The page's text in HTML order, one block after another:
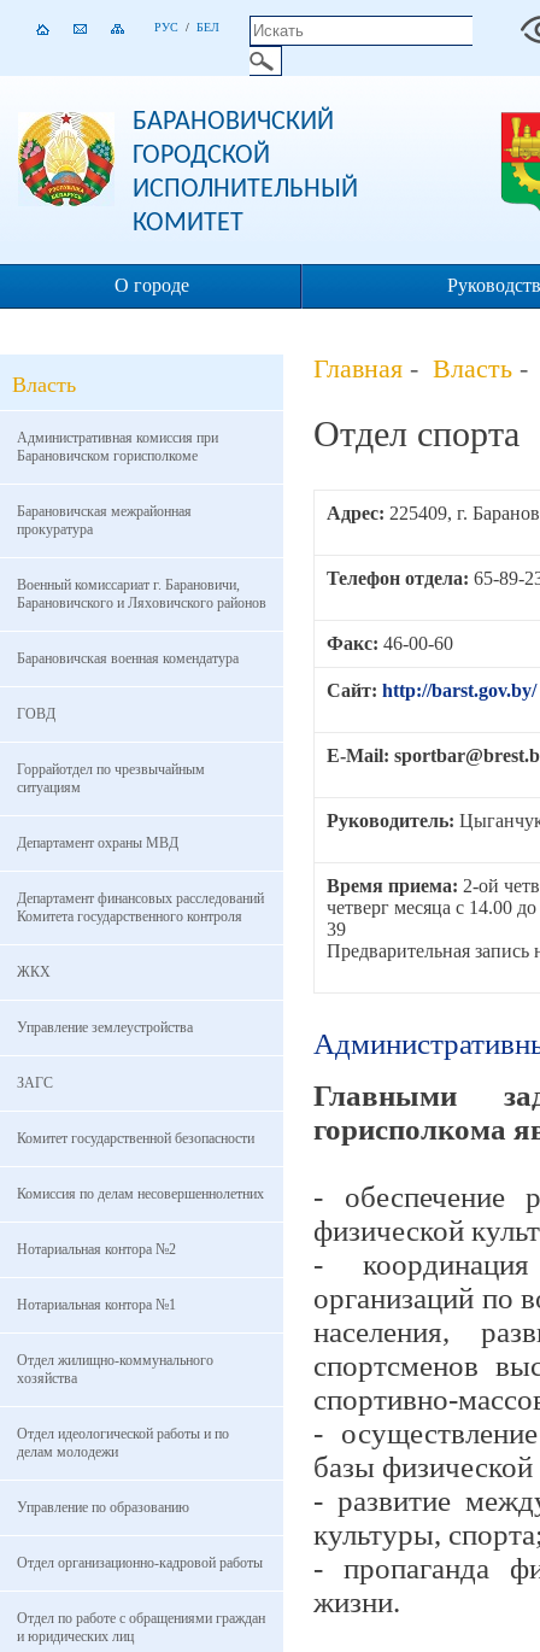
РУС / БЕЛ
БАРАНОВИЧСКИЙ
ГОРОДСКОЙ
ИСПОЛНИТЕЛЬНЫЙ
КОМИТЕТ
О городе
Власть
Административная комиссия при
Барановичском горисполкоме
Барановичская межрайонная
прокуратура
Военный комиссариат г. Барановичи,
Барановичского и Ляховичского районов
Барановичская военная комендатура
ГОВД
Горрайотдел по чрезвычайным
ситуациям
Департамент охраны МВД
Департамент финансовых расследований
Комитета государственного контроля
ЖКХ
Управление землеустройства
ЗАГС
Комитет государственной безопасности
Комиссия по делам несовершеннолетних
Нотариальная контора №2
Нотариальная контора №1
Отдел жилищно-коммунального
хозяйства
Отдел идеологической работы и по
делам молодежи
Управление по образованию
Отдел организационно-кадровой работы
Отдел по работе с обращениями граждан
и юридических лиц
Главная - Власть -
Отдел спорта
Адрес: 225409, г.
Телефон отдела: 65-89-
Факс: 46-00-60
Сайт: http://barst.gov.by/
E-Mail:
Руководитель:
Время приема: 2-ой
четверг месяца с 14.00
39
Предварительная
Главными
горисполкома
- обеспечение
физической
- координация
организаций по
населения,
спортсменов
спортивно-
-
базы
- развитие
культуры,
- пропаганда
жизни.